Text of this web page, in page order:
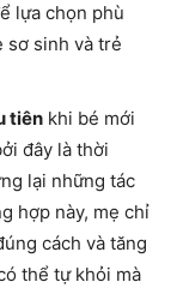
lựa chọn phù
sơ sinh và trẻ
tiên khi bé mới
đây là thời
lại những tác
hợp này, mẹ chỉ
cách và tăng
thể tự khỏi mà